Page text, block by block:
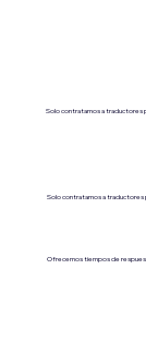
Solo contratamos a traductores
Solo contratamos a traductores
Ofrecemos tiempos de